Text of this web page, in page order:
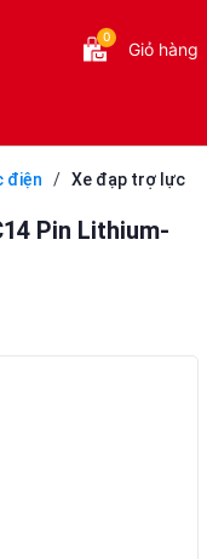
0
Giỏ hàng
điện / Xe đạp trợ lực
Pin Lithium-